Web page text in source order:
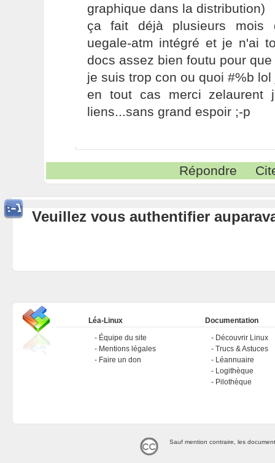
graphique dans la distribution)
ça fait déjà plusieurs mois
uegale-atm intégré et je n'ai
docs assez bien foutu pour
je suis trop con ou quoi #%b
en tout cas merci zelaurent
liens...sans grand espoir ;-p
Répondre
Veuillez vous authentifier
Léa-Linux
Équipe du site
Mentions légales
Faire un don
Documentation
Découvrir Linux
Trucs & Astuces
Léannuaire
Logithèque
Pilothèque
Sauf mention contraire, les